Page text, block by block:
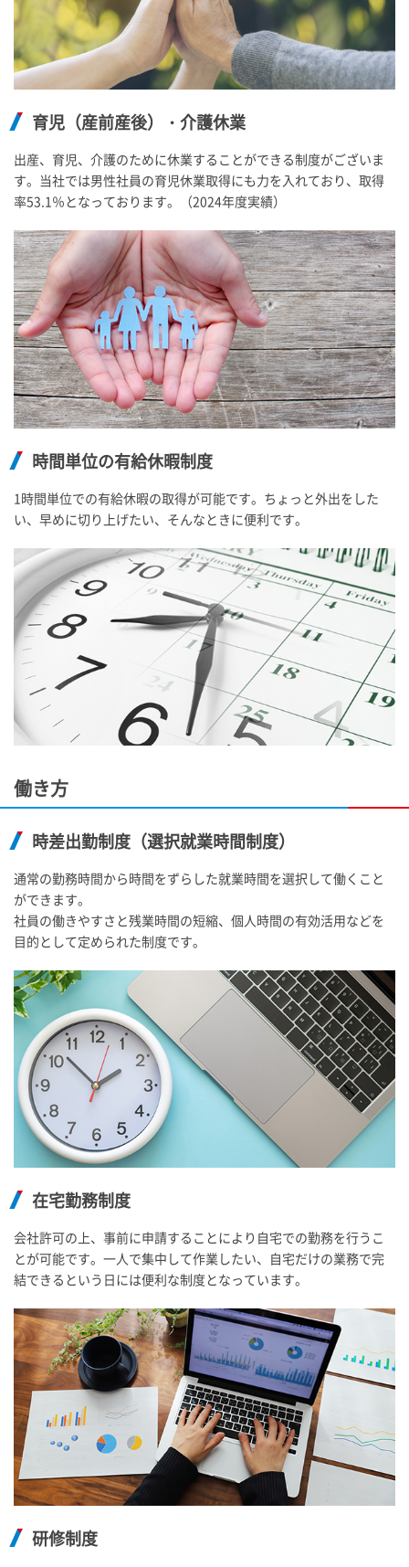
育児（産前産後）・介護休業
出産、育児、介護のために休業することができる制度がございま
す。当社では男性社員の育児休業取得にも力を入れており、取得
率53.1％となっております。（2024年度実績）
時間単位の有給休暇制度
1時間単位での有給休暇の取得が可能です。ちょっと外出をした
い、早めに切り上げたい、そんなときに便利です。
働き方
時差出勤制度（選択就業時間制度）
通常の勤務時間から時間をずらした就業時間を選択して働くこと
ができます。
社員の働きやすさと残業時間の短縮、個人時間の有効活用などを
目的として定められた制度です。
在宅勤務制度
会社許可の上、事前に申請することにより自宅での勤務を行うこ
とが可能です。一人で集中して作業したい、自宅だけの業務で完
結できるという日には便利な制度となっています。
研修制度